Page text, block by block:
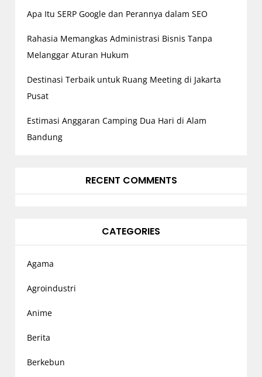
Apa Itu SERP Google dan Perannya dalam SEO
Rahasia Memangkas Administrasi Bisnis Tanpa
Melanggar Aturan Hukum
Destinasi Terbaik untuk Ruang Meeting di Jakarta
Pusat
Estimasi Anggaran Camping Dua Hari di Alam
Bandung
RECENT COMMENTS
CATEGORIES
Agama
Agroindustri
Anime
Berita
Berkebun